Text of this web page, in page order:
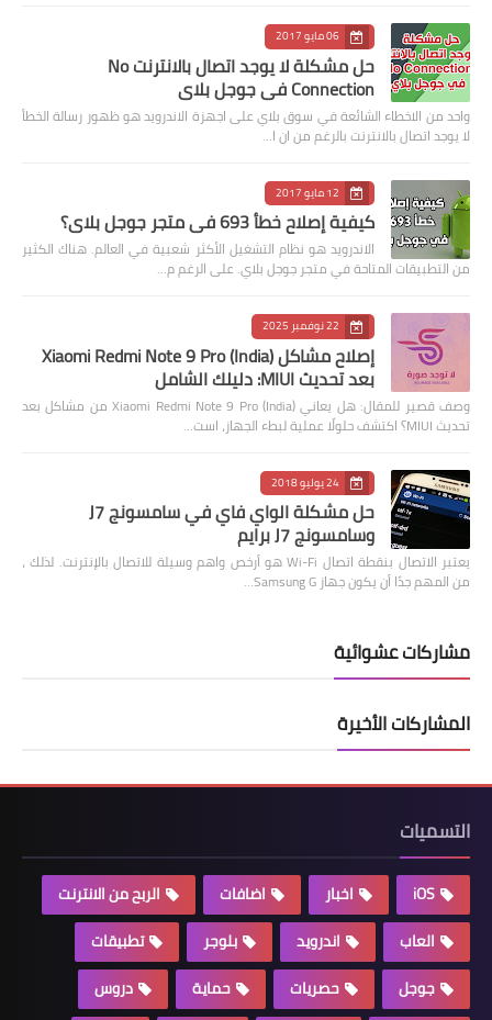
06 مايو 2017
حل مشكلة لا يوجد اتصال بالانترنت No
Connection في جوجل بلاي
واحد من الاخطاء الشائعة في سوق بلاي على اجهزة الاندرويد هو ظهور رسالة الخطأ
لا يوجد اتصال بالانترنت بالرغم من ان ا…
12 مايو 2017
كيفية إصلاح خطأ 693 في متجر جوجل بلاي؟
الاندرويد هو نظام التشغيل الأكثر شعبية في العالم. هناك الكثير
من التطبيقات المتاحة في متجر جوجل بلاي. على الرغم م…
22 نوفمبر 2025
إصلاح مشاكل Xiaomi Redmi Note 9 Pro (India)
بعد تحديث MIUI: دليلك الشامل
وصف قصير للمقال: هل يعاني Xiaomi Redmi Note 9 Pro (India) من مشاكل بعد
تحديث MIUI؟ اكتشف حلولًا عملية لبطء الجهاز، است…
24 يوليو 2018
حل مشكلة الواي فاي في سامسونج J7
وسامسونج J7 برايم
يعتبر الاتصال بنقطة اتصال Wi-Fi هو أرخص واهم وسيلة للاتصال بالإنترنت. لذلك ،
من المهم جدًا أن يكون جهاز Samsung G…
مشاركات عشوائية
المشاركات الأخيرة
التسميات
iOS اخبار اضافات
الربح من الانترنت
العاب
اندرويد بلوجر
تطبيقات
جوجل
حصريات حماية
دروس